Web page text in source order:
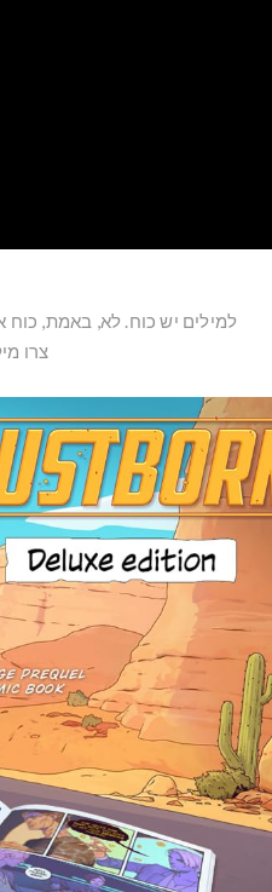
למילים יש כוח. לא, באמת,
צרו